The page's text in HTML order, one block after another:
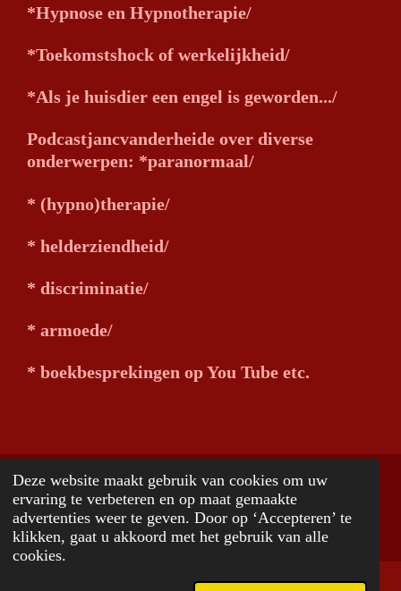
Deze website maakt gebruik van cookies om uw
ervaring te verbeteren en op maat gemaakte
advertenties weer te geven. Door op ‘Accepteren’ te
klikken, gaat u akkoord met het gebruik van alle
cookies.
*Hypnose en Hypnotherapie/
*Toekomstshock of werkelijkheid/
*Als je huisdier een engel is geworden.../
Podcastjancvanderheide over diverse
onderwerpen: *paranormaal/
* (hypno)therapie/
* helderziendheid/
* discriminatie/
* armoede/
* boekbesprekingen op You Tube etc.
© 2026 www.jancvanderheide.com
Powered by JouwWeb